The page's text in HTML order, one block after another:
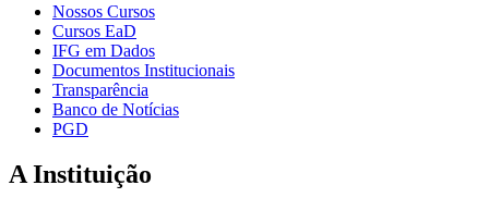
Nossos Cursos
Cursos EaD
IFG em Dados
Documentos Institucionais
Transparência
Banco de Notícias
PGD
A Instituição